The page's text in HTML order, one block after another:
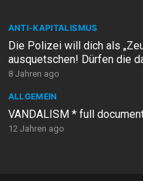
ANTI-KAPITALISMUS
Die Polizei will dich als
ausquetschen! Dürfen die
8 Jahren ago
ALLGEMEIN
VANDALISM * full
12 Jahren ago